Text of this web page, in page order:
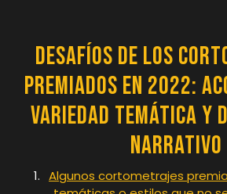
Desafíos de los
Premiados en 2022:
Variedad Temática
Narrativo
Algunos cortometrajes